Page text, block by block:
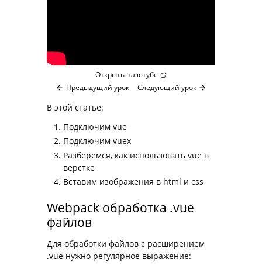
Открыть на ютубе
Предыдущий урок
Следующий урок
В этой статье:
Подключим vue
Подключим vuex
Разберемся, как использовать vue в
верстке
Вставим изображения в html и css
Webpack обработка .vue
файлов
Для обработки файлов с расширением
.vue нужно регулярное выражение: